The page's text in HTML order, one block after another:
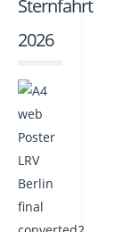
Sternfahrt
2026